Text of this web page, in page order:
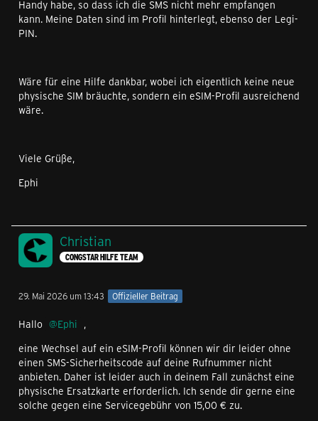
Handy habe, so dass ich die SMS nicht mehr empfangen
kann. Meine Daten sind im Profil hinterlegt, ebenso der Legi-
PIN.
Wäre für eine Hilfe dankbar, wobei ich eigentlich keine neue
physische SIM bräuchte, sondern ein eSIM-Profil ausreichend
wäre.
Viele Grüße,
Ephi
Christian
CONGSTAR HILFE TEAM
29. Mai 2026 um 13:43 Offizieller Beitrag
Hallo Ephi ,
eine Wechsel auf ein eSIM-Profil können wir dir leider ohne
einen SMS-Sicherheitscode auf deine Rufnummer nicht
anbieten. Daher ist leider auch in deinem Fall zunächst eine
physische Ersatzkarte erforderlich. Ich sende dir gerne eine
solche gegen eine Servicegebühr von 15,00 € zu.